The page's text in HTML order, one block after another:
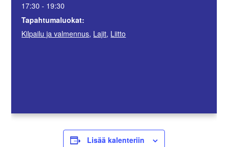
Lisää kalenteriin
17:30 - 19:30
Tapahtumaluokat:
Kilpailu ja valmennus, Lajit, Liitto